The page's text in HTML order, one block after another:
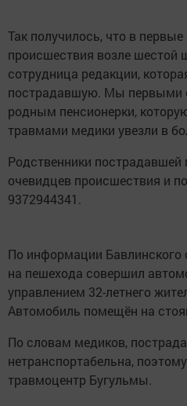
Так получилось, что в
происшествия возле шестой
сотрудница редакции,
пострадавшую. Мы первыми
родным пенсионерки,
травмами медики увезли в
Родственники пострадавшей
очевидцев происшествия и
9372944341.
По информации Бавлинского
на пешехода совершил
управлением 32-летнего
Автомобиль помещён на
По словам медиков,
нетранспортабельна,
травмоцентр Бугульмы.